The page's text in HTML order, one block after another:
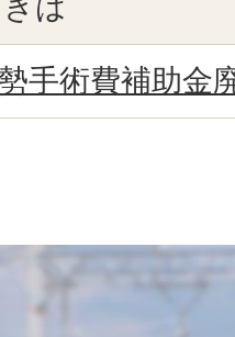
は
手術費補助金